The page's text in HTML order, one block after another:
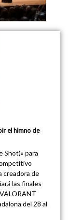
el himno de
Shot)» para
creadora de
las finales
del 28 al